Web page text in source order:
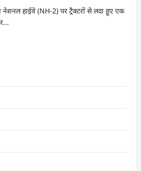
नेशनल हाईवे (NH-2) पर ट्रैक्टरों से लदा हुए एक